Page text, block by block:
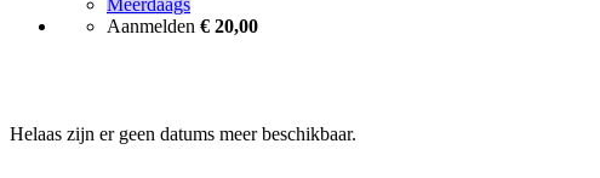
Meerdaags
Aanmelden € 20,00
Helaas zijn er geen datums meer beschikbaar.